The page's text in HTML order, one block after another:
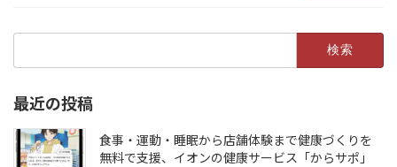
最近の投稿
食事・運動・睡眠から店舗体験まで健康づくりを
無料で支援、イオンの健康サービス「からサポ」